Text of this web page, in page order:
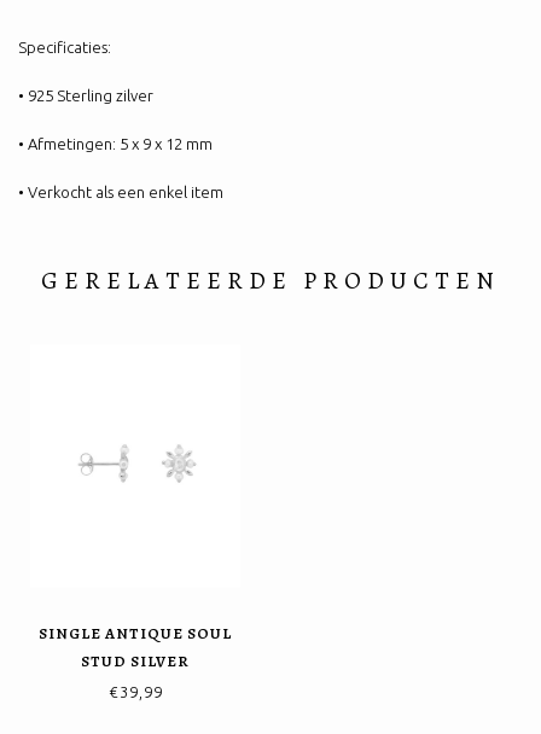
Specificaties:
• 925 Sterling zilver
• Afmetingen: 5 x 9 x 12 mm
• Verkocht als een enkel item
GERELATEERDE PRODUCTEN
SINGLE ANTIQUE SOUL
STUD SILVER
€39,99